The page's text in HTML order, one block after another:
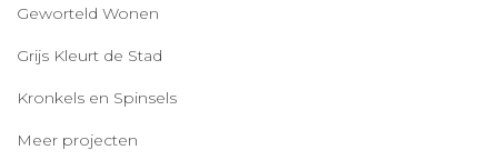
Geworteld Wonen
Grijs Kleurt de Stad
Kronkels en Spinsels
Meer projecten